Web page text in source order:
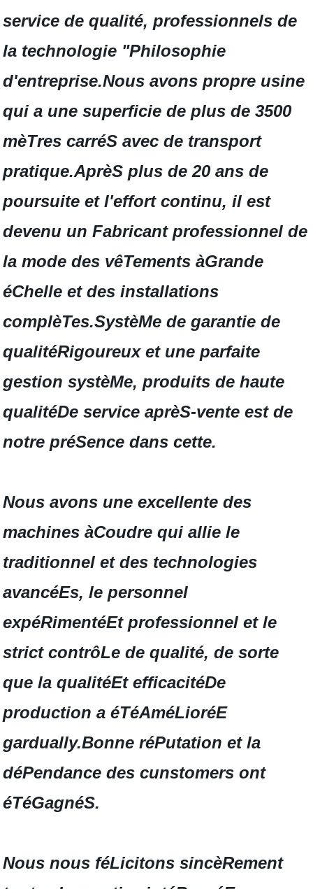
service de qualité, professionnels de
la technologie "Philosophie
d'entreprise.Nous avons propre usine
qui a une superficie de plus de 3500
mèTres carréS avec de transport
pratique.AprèS plus de 20 ans de
poursuite et l'effort continu, il est
devenu un Fabricant professionnel de
la mode des vêTements àGrande
éChelle et des installations
complèTes.SystèMe de garantie de
qualitéRigoureux et une parfaite
gestion systèMe, produits de haute
qualitéDe service aprèS-vente est de
notre préSence dans cette.
Nous avons une excellente des
machines àCoudre qui allie le
traditionnel et des technologies
avancéEs, le personnel
expéRimentéEt professionnel et le
strict contrôLe de qualité, de sorte
que la qualitéEt efficacitéDe
production a éTéAméLioréE
gardually.Bonne réPutation et la
déPendance des cunstomers ont
éTéGagnéS.
Nous nous féLicitons sincèRement